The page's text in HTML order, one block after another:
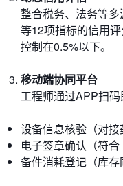
整合税务、法务等
等12项指标的信用
控制在0.5%以下。
移动端协同平台
工程师通过APP扫码
设备信息核验（对接
电子签章确认（符合
备件消耗登记（库存